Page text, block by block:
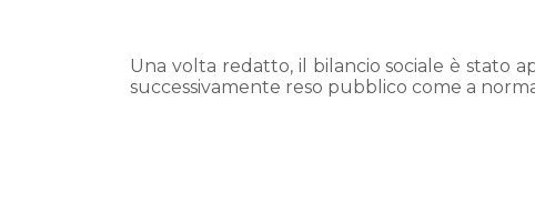
Una volta redatto, il bilancio sociale è stato
successivamente reso pubblico come a